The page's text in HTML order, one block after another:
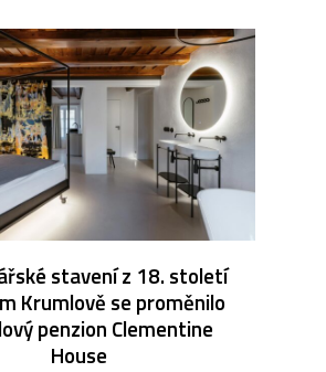
stavení z 18. století
Krumlově se proměnilo
penzion Clementine
House